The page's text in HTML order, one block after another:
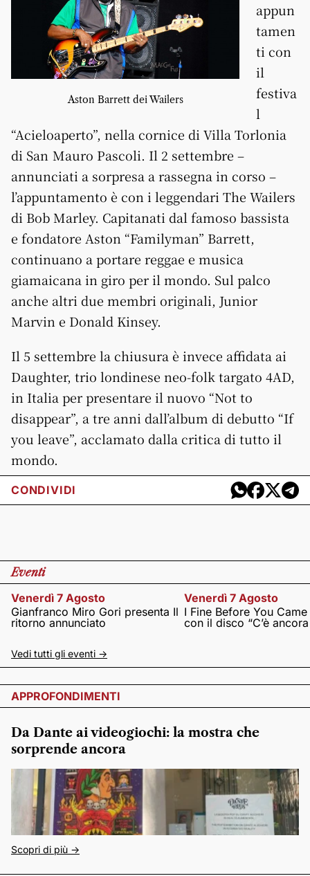
Aston Barrett dei Wailers
appun
tamen
ti con
il
festiva
l
“Acieloaperto”, nella cornice di Villa Torlonia
di San Mauro Pascoli. Il 2 settembre –
annunciati a sorpresa a rassegna in corso –
l’appuntamento è con i leggendari The Wailers
di Bob Marley. Capitanati dal famoso bassista
e fondatore Aston “Familyman” Barrett,
continuano a portare reggae e musica
giamaicana in giro per il mondo. Sul palco
anche altri due membri originali, Junior
Marvin e Donald Kinsey.
Il 5 settembre la chiusura è invece affidata ai
Daughter, trio londinese neo-folk targato 4AD,
in Italia per presentare il nuovo “Not to
disappear”, a tre anni dall’album di debutto “If
you leave”, acclamato dalla critica di tutto il
mondo.
CONDIVIDI
Eventi
Venerdì 7 Agosto
Gianfranco Miro Gori presenta Il
ritorno annunciato
Venerdì 7 Agosto
I Fine Before You
con il disco “C’è
Vedi tutti gli eventi ->
APPROFONDIMENTI
Da Dante ai videogiochi: la mostra che
sorprende ancora
Scopri di più ->